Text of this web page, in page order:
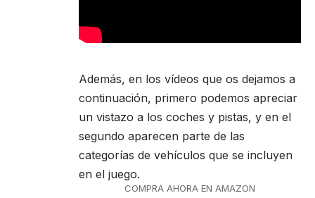
Además, en los vídeos que os dejamos a
continuación, primero podemos apreciar
un vistazo a los coches y pistas, y en el
segundo aparecen parte de las
categorías de vehículos que se incluyen
en el juego.
COMPRA AHORA EN AMAZON